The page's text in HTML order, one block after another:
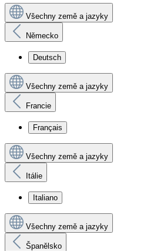
Všechny země a jazyky
Německo
Deutsch
Všechny země a jazyky
Francie
Français
Všechny země a jazyky
Itálie
Italiano
Všechny země a jazyky
Španělsko